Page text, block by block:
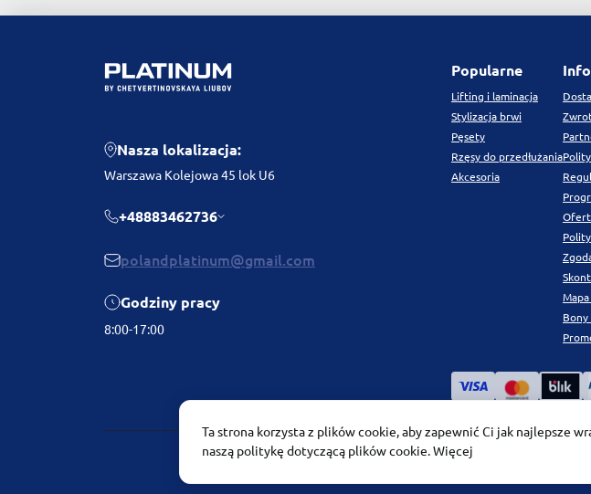
Nasza lokalizacja:
Warszawa Kolejowa 45 lok U6
+48883462736
polandplatinum@gmail.com
Godziny pracy
8:00-17:00
Popularne
Lifting i laminacja
Stylizacja brwi
Pęsety
Rzęsy do przedłużania
Akcesoria
Bony
Ta strona korzysta z plików cookie, aby zapewnić Ci jak najlepsze
naszą politykę dotyczącą plików cookie.Więcej